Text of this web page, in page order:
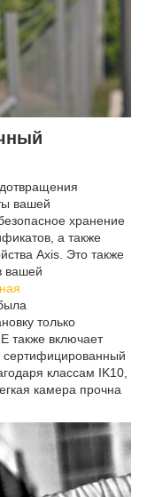
вашей
хранение
а также
Axis. Это также
вашей
только
также включает
сертифицированный
классам IK10,
камера прочна